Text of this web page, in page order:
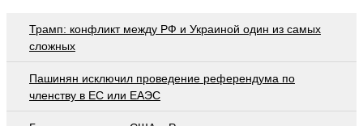
Трамп: конфликт между РФ и Украиной один из самых
сложных
Пашинян исключил проведение референдума по
членству в ЕС или ЕАЭС